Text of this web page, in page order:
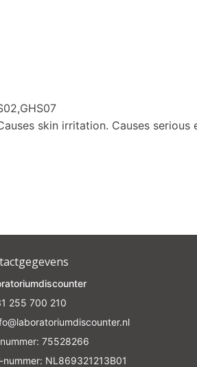
skin irritation. Causes serious
255 700 210
nummer: 75528266
nummer: NL869321213B01